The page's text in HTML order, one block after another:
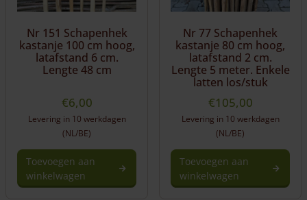
Nr 151 Schapenhek
kastanje 100 cm hoog,
latafstand 6 cm.
Lengte 48 cm
€6,00
Levering in 10 werkdagen
(NL/BE)
Toevoegen aan
winkelwagen
Nr 77 Schapenhek
kastanje 80 cm hoog,
latafstand 2 cm.
Lengte 5 meter. Enkele
latten los/stuk
€105,00
Levering in 10 werkdagen
(NL/BE)
Toevoegen aan
winkelwagen